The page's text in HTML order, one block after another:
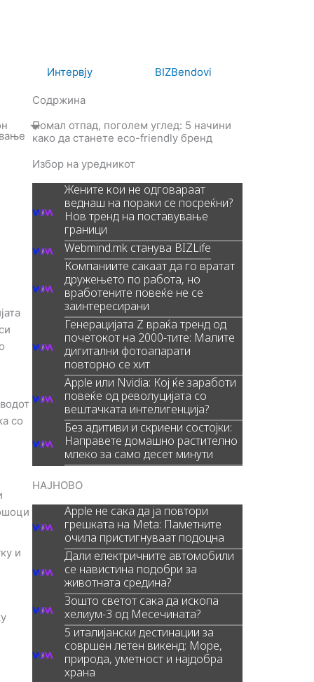
Интервју BIZBendovi
со
и
Содржина
Помал отпад, поголем углед: 5 начини
како да станете eco-friendly бренд
Избор на уредникот
Жените кои не одговараат
веднаш на пораки се посреќни?
Нов тренд на поставување
граници
Webmind.mk станува BIZLife
Компаниите сакаат да го вратат
дружењето по работа, но
вработените повеќе не се
заинтересирани
Генерацијата Z враќа тренд од
почетокот на 2000-тите: Малите
дигитални фотоапарати
повторно се хит
Apple или Nvidia: Кој ќе заработи
повеќе од револуцијата со
вештачката интелигенција?
Без адитиви и скриени состојки:
Направете домашно растително
млеко за само десет минути
НАЈНОВО
Apple не сака да ја повтори
грешката на Meta: Паметните
очила пристигнуваат подоцна
Дали електричните автомобили
се навистина подобри за
животната средина?
Зошто светот сака да ископа
хелиум-3 од Месечината?
5 италијански дестинации за
совршен летен викенд: Море,
природа, уметност и најдобра
храна